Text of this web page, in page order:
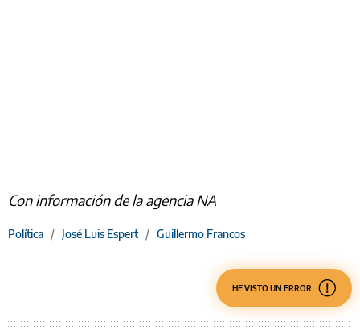
Con información de la agencia NA
Política / José Luis Espert / Guillermo Francos
HE VISTO UN ERROR